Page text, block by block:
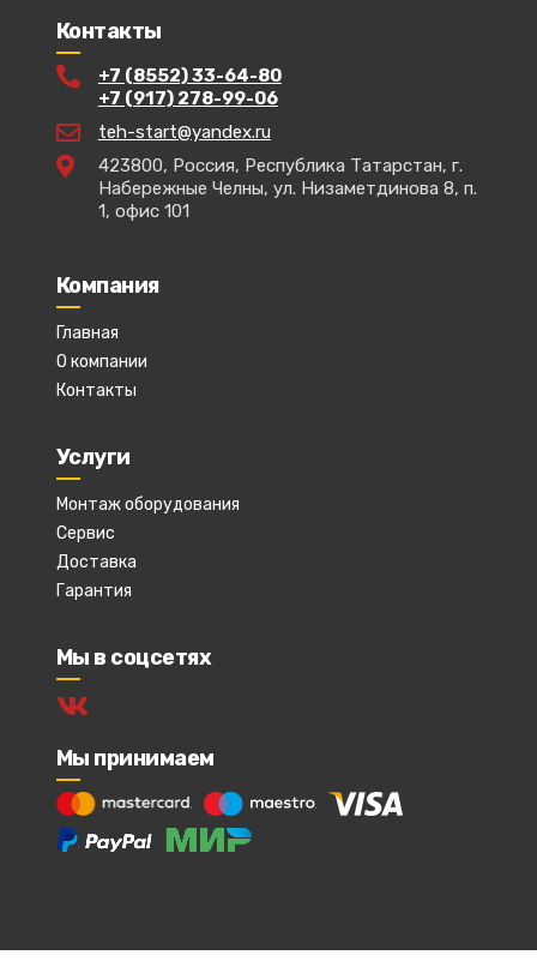
Контакты
+7 (8552) 33-64-80
+7 (917) 278-99-06
teh-start@yandex.ru
423800, Россия, Республика Татарстан, г.
Набережные Челны, ул. Низаметдинова 8, п.
1, офис 101
Компания
Главная
О компании
Контакты
Услуги
Монтаж оборудования
Сервис
Доставка
Гарантия
Мы в соцсетях
Мы принимаем